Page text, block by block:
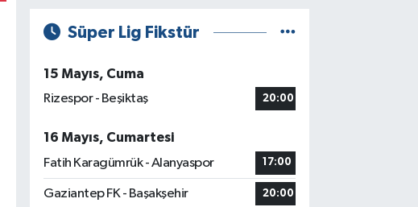
Süper Lig Fikstür
15 Mayıs, Cuma
Rizespor - Beşiktaş
20:00
16 Mayıs, Cumartesi
Fatih Karagümrük - Alanyaspor
17:00
Gaziantep FK - Başakşehir 20:00